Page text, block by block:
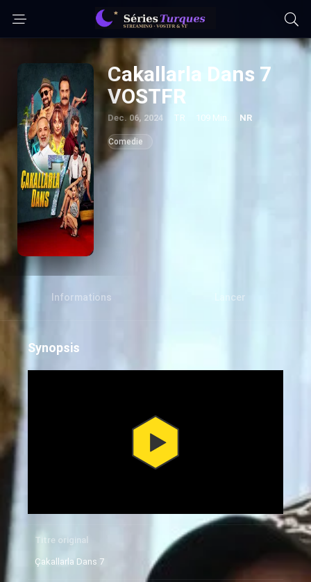
Cakallarla Dans 7
VOSTFR
Dec. 06, 2024 TR 109 Min. NR
Comedie
Informations Lancer
Synopsis
Titre original
Çakallarla Dans 7